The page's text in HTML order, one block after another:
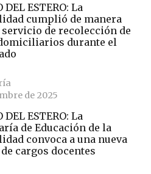
DEL ESTERO: La
cumplió de manera
de recolección de
durante el
de 2025
DEL ESTERO: La
de Educación de la
convoca a una nueva
cargos docentes